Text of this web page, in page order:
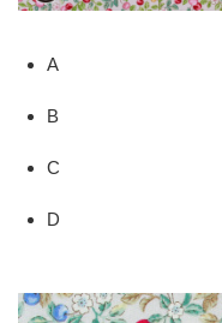
A
B
C
D